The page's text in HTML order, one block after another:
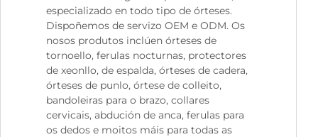
especializado en todo tipo de órteses.
Dispoñemos de servizo OEM e ODM. Os
nosos produtos inclúen órteses de
tornoello, ferulas nocturnas, protectores
de xeonllo, de espalda, órteses de cadera,
órteses de punlo, órtese de colleito,
bandoleiras para o brazo, collares
cervicais, abdución de anca, ferulas para
os dedos e moitos máis para todas as